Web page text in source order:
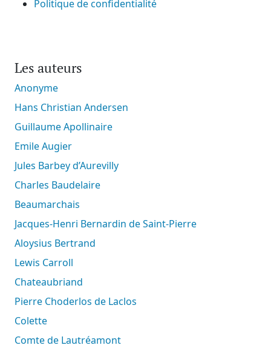
Politique de confidentialité
Les auteurs
Anonyme
Hans Christian Andersen
Guillaume Apollinaire
Emile Augier
Jules Barbey d’Aurevilly
Charles Baudelaire
Beaumarchais
Jacques-Henri Bernardin de Saint-Pierre
Aloysius Bertrand
Lewis Carroll
Chateaubriand
Pierre Choderlos de Laclos
Colette
Comte de Lautréamont